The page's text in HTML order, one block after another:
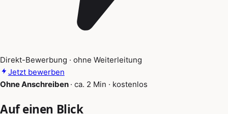
Direkt-Bewerbung · ohne Weiterleitung
Jetzt bewerben
Ohne Anschreiben · ca. 2 Min · kostenlos
Auf einen Blick